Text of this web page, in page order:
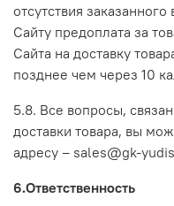
отсутствия
Сайту предоплата за
Сайта на доставку
позднее чем через 10
5.8. Все вопросы,
доставки товара, вы
адресу – sales@gk-
6.Ответственность